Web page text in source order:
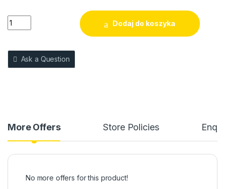
KARTA PODARUNKOWA na konsultację na ciało (+zabieg
Dodaj do koszyka
Ask a Question
More Offers Store Policies
No more offers for this product!